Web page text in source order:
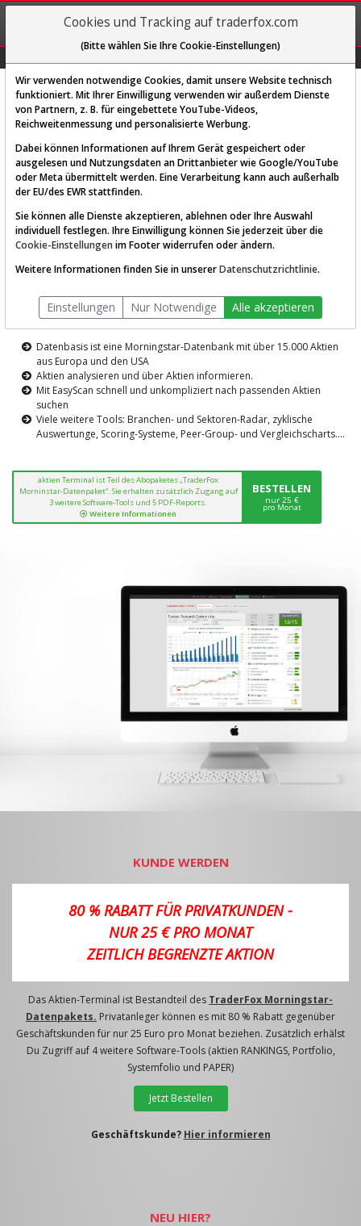
REGIS-
TRIEREN
Diese Funktion ist nur für
AKTIEN-TERMINAL
Die Aktienanalyse-Plattform von
TraderFox
Datenbasis ist eine Morningstar-Datenbank mit über 15.000 Aktien
aus Europa und den USA
Aktien analysieren und über Aktien informieren.
Mit EasyScan schnell und unkompliziert nach passenden Aktien
suchen
Viele weitere Tools: Branchen- und Sektoren-Radar, zyklische
Auswertunge, Scoring-Systeme, Peer-Group- und Vergleichscharts....
aktien Terminal ist Teil des Abopaketes „TraderFox
Morninstar-Datenpaket“. Sie erhalten zusätzlich Zugang auf
3 weitere Software-Tools und 5 PDF-Reports.
Weitere Informationen
BESTELLEN
nur 25 €
pro Monat
KUNDE WERDEN
80 % RABATT FÜR PRIVATKUNDEN -
NUR 25 € PRO MONAT
ZEITLICH BEGRENZTE AKTION
Das Aktien-Terminal ist Bestandteil des TraderFox Morningstar-
Datenpakets. Privatanleger können es mit 80 % Rabatt gegenüber
Geschäftskunden für nur 25 Euro pro Monat beziehen. Zusätzlich erhälst
Du Zugriff auf 4 weitere Software-Tools (aktien RANKINGS, Portfolio,
Systemfolio und PAPER)
Jetzt Bestellen
Geschäftskunde? Hier informieren
NEU HIER?
Cookies und Tracking auf traderfox.com
(Bitte wählen Sie Ihre Cookie-Einstellungen)
Wir verwenden notwendige Cookies, damit unsere Website technisch
funktioniert. Mit Ihrer Einwilligung verwenden wir außerdem Dienste
von Partnern, z. B. für eingebettete YouTube-Videos,
Reichweitenmessung und personalisierte Werbung.
Dabei können Informationen auf Ihrem Gerät gespeichert oder
ausgelesen und Nutzungsdaten an Drittanbieter wie Google/YouTube
oder Meta übermittelt werden. Eine Verarbeitung kann auch außerhalb
der EU/des EWR stattfinden.
Sie können alle Dienste akzeptieren, ablehnen oder Ihre Auswahl
individuell festlegen. Ihre Einwilligung können Sie jederzeit über die
Cookie-Einstellungen im Footer widerrufen oder ändern.
Weitere Informationen finden Sie in unsererDatenschutzrichtlinie.
Einstellungen Nur Notwendige Alle akzeptieren